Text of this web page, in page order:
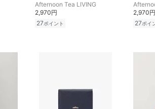
Afternoon Tea LIVING
2,970円
27ポイント
2,970円
27ポイ